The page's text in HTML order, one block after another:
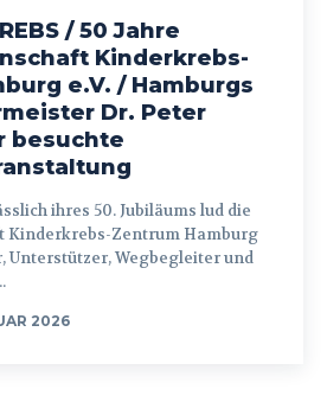
/ 50 Jahre
Kinderkrebs-
e.V. / Hamburgs
Dr. Peter
besuchte
Kinderkrebs-Zentrum Hamburg
Unterstützer, Wegbegleiter und
2026